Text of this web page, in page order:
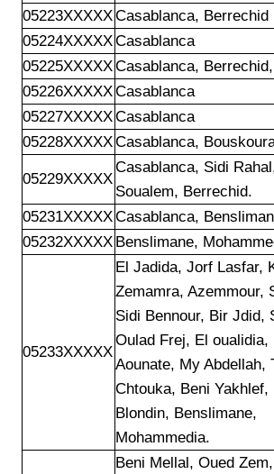
05223XXXXXCasablanca, Berrechid
05224XXXXXCasablanca
05225XXXXXCasablanca,
05226XXXXXCasablanca
05227XXXXXCasablanca
05228XXXXXCasablanca,
05229XXXXX
Casablanca, Sidi
Soualem, Berrechid.
05231XXXXXCasablanca,
05232XXXXX Benslimane,
05233XXXXX
El Jadida, Jorf Lasfar,
Zemamra, Azemmour,
Sidi Bennour, Bir Jdid,
Oulad Frej, El oualidia,
Aounate, My Abdellah,
Chtouka, Beni Yakhlef,
Blondin, Benslimane,
Mohammedia.
Beni Mellal, Oued